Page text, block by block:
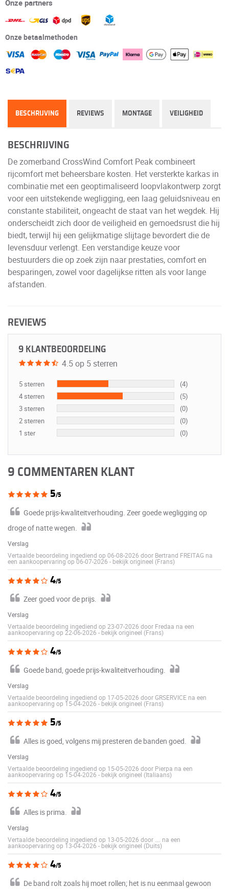
Onze partners
Onze betaalmethoden
BESCHRIJVING REVIEWS MONTAGE VEILIGHEID
BESCHRIJVING
De zomerband CrossWind Comfort Peak combineert
rijcomfort met beheersbare kosten. Het versterkte karkas in
combinatie met een geoptimaliseerd loopvlakontwerp zorgt
voor een uitstekende wegligging, een laag geluidsniveau en
constante stabiliteit, ongeacht de staat van het wegdek. Hij
onderscheidt zich door de veiligheid en gemoedsrust die hij
biedt, terwijl hij een gelijkmatige slijtage bevordert die de
levensduur verlengt. Een verstandige keuze voor
bestuurders die op zoek zijn naar prestaties, comfort en
besparingen, zowel voor dagelijkse ritten als voor lange
afstanden.
REVIEWS
9 KLANTBEOORDELING
4.5 op 5 sterren
5 sterren
(4)
4 sterren
(5)
3 sterren
(0)
2 sterren
(0)
1 ster
(0)
9 COMMENTAREN KLANT
5/5
Goede prijs-kwaliteitverhouding. Zeer goede wegligging op
droge of natte wegen.
Verslag
Vertaalde beoordeling ingediend op 06-08-2026 door Bertrand FREITAG na
een aankoopervaring op 06-07-2026 - bekijk origineel (Frans)
4/5
Zeer goed voor de prijs.
Verslag
Vertaalde beoordeling ingediend op 23-07-2026 door Fredaa na een
aankoopervaring op 22-06-2026 - bekijk origineel (Frans)
4/5
Goede band, goede prijs-kwaliteitverhouding.
Verslag
Vertaalde beoordeling ingediend op 17-05-2026 door GRSERVICE na een
aankoopervaring op 15-04-2026 - bekijk origineel (Frans)
5/5
Alles is goed, volgens mij presteren de banden goed.
Verslag
Vertaalde beoordeling ingediend op 15-05-2026 door Pierpa na een
aankoopervaring op 15-04-2026 - bekijk origineel (Italiaans)
4/5
Alles is prima.
Verslag
Vertaalde beoordeling ingediend op 13-05-2026 door …. na een
aankoopervaring op 13-04-2026 - bekijk origineel (Duits)
4/5
De band rolt zoals hij moet rollen; het is nu eenmaal gewoon